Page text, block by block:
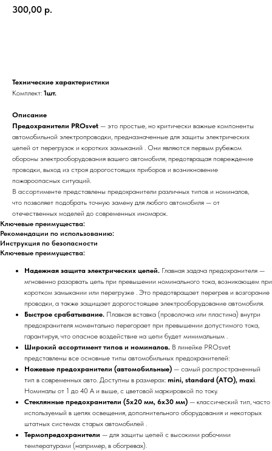
300,00 р.
Технические характеристики
Комплект: 1шт.
Описание
Предохранители PROsvet — это простые, но критически важные компоненты
автомобильной электропроводки, предназначенные для защиты электрических
цепей от перегрузок и коротких замыканий . Они являются первым рубежом
обороны электрооборудования вашего автомобиля, предотвращая повреждение
проводки, выход из строя дорогостоящих приборов и возникновение
пожароопасных ситуаций.
В ассортименте представлены предохранители различных типов и номиналов,
что позволяет подобрать точную замену для любого автомобиля — от
отечественных моделей до современных иномарок.
Ключевые преимущества:
Рекомендации по использованию:
Инструкция по безопасности
Ключевые преимущества:
Надежная защита электрических цепей. Главная задача предохранителя —
мгновенно разорвать цепь при превышении номинального тока, возникающем при
коротком замыкании или перегрузке . Это предотвращает перегрев и возгорание
проводки, а также защищает дорогостоящее электрооборудование автомобиля.
Быстрое срабатывание. Плавкая вставка (проволочка или пластина) внутри
предохранителя моментально перегорает при превышении допустимого тока,
гарантируя, что опасное воздействие на цепи будет минимальным .
Широкий ассортимент типов и номиналов. В линейке PROsvet
представлены все основные типы автомобильных предохранителей:
Ножевые предохранители (автомобильные) — самый распространенный
тип в современных авто. Доступны в размерах: mini, standard (ATO), maxi.
Номиналы от 1 до 40 А и выше, с цветовой маркировкой по току.
Стеклянные предохранители (5x20 мм, 6x30 мм) — классический тип, часто
используемый в цепях освещения, дополнительного оборудования и некоторых
штатных системах старых автомобилей .
Термопредохранители — для защиты цепей с высокими рабочими
температурами (например, в обогревах).